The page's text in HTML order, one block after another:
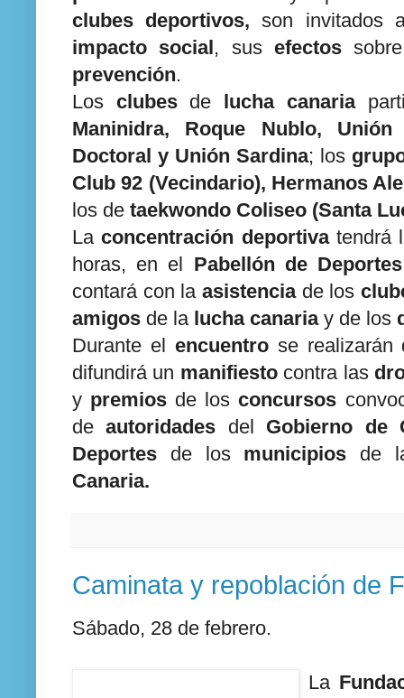
clubes deportivos, son invitados
impacto social , sus efectos
prevención.
Los clubesde lucha canaria
Maninidra, Roque Nublo,
Doctoral y Unión Sardina; los
Club 92 (Vecindario), Hermanos
los de taekwondo Coliseo (Santa
Laconcentración deportivatendrá
horas, en el Pabellón de
contará con la asistenciade los
amigos de la lucha canariay de los
Durante el encuentrose realizarán
difundirá un manifiestocontra las
y premios de losconcursos
deautoridades del Gobierno de
Deportes de los municipios de
Canaria.
Caminata y repoblación de
Sábado, 28 de febrero.
La